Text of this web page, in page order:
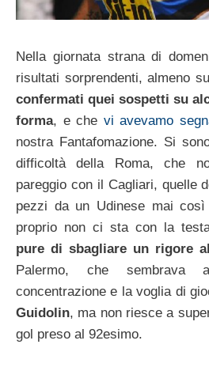
Nella giornata strana di
risultati sorprendenti, almeno
confermati quei sospetti su
forma, e che vi avevamo
nostra Fantafomazione. Si
difficoltà della Roma, che
pareggio con il Cagliari, quelle
pezzi da un Udinese mai
proprio non ci sta con la
pure di sbagliare un rigore
Palermo, che sembrava
concentrazione e la voglia di
Guidolin, ma non riesce a
gol preso al 92esimo.